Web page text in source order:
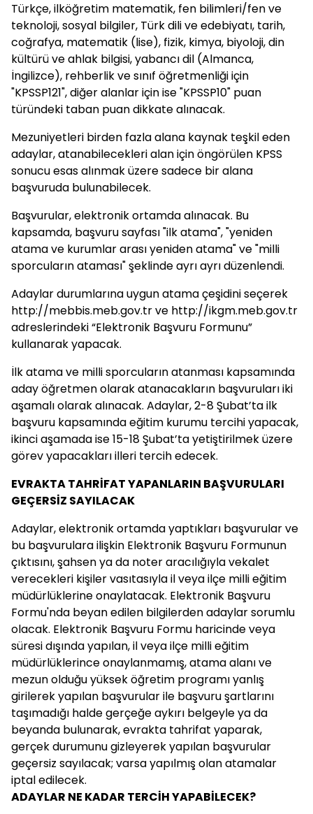
Türkçe, ilköğretim matematik, fen bilimleri/fen ve
teknoloji, sosyal bilgiler, Türk dili ve edebiyatı, tarih,
coğrafya, matematik (lise), fizik, kimya, biyoloji, din
kültürü ve ahlak bilgisi, yabancı dil (Almanca,
İngilizce), rehberlik ve sınıf öğretmenliği için
"KPSSP121", diğer alanlar için ise "KPSSP10" puan
türündeki taban puan dikkate alınacak.
Mezuniyetleri birden fazla alana kaynak teşkil eden
adaylar, atanabilecekleri alan için öngörülen KPSS
sonucu esas alınmak üzere sadece bir alana
başvuruda bulunabilecek.
Başvurular, elektronik ortamda alınacak. Bu
kapsamda, başvuru sayfası "ilk atama", "yeniden
atama ve kurumlar arası yeniden atama" ve "milli
sporcuların ataması" şeklinde ayrı ayrı düzenlendi.
Adaylar durumlarına uygun atama çeşidini seçerek
http://mebbis.meb.gov.tr ve http://ikgm.meb.gov.tr
adreslerindeki “Elektronik Başvuru Formunu”
kullanarak yapacak.
İlk atama ve milli sporcuların atanması kapsamında
aday öğretmen olarak atanacakların başvuruları iki
aşamalı olarak alınacak. Adaylar, 2-8 Şubat’ta ilk
başvuru kapsamında eğitim kurumu tercihi yapacak,
ikinci aşamada ise 15-18 Şubat’ta yetiştirilmek üzere
görev yapacakları illeri tercih edecek.
EVRAKTA TAHRİFAT YAPANLARIN BAŞVURULARI
GEÇERSİZ SAYILACAK
Adaylar, elektronik ortamda yaptıkları başvurular ve
bu başvurulara ilişkin Elektronik Başvuru Formunun
çıktısını, şahsen ya da noter aracılığıyla vekalet
verecekleri kişiler vasıtasıyla il veya ilçe milli eğitim
müdürlüklerine onaylatacak. Elektronik Başvuru
Formu'nda beyan edilen bilgilerden adaylar sorumlu
olacak. Elektronik Başvuru Formu haricinde veya
süresi dışında yapılan, il veya ilçe milli eğitim
müdürlüklerince onaylanmamış, atama alanı ve
mezun olduğu yüksek öğretim programı yanlış
girilerek yapılan başvurular ile başvuru şartlarını
taşımadığı halde gerçeğe aykırı belgeyle ya da
beyanda bulunarak, evrakta tahrifat yaparak,
gerçek durumunu gizleyerek yapılan başvurular
geçersiz sayılacak; varsa yapılmış olan atamalar
iptal edilecek.
ADAYLAR NE KADAR TERCİH YAPABİLECEK?